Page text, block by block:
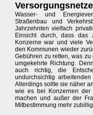
Wasser- und
Straßenbau und
Jahrzehnten vielfach
Einsicht durch, dass
Konzerne war und viele
den Kommunen wieder
Gebühren zu retten, was
umgekehrte Richtung.
auch richtig, die
undurchsichtig
Allerdings sollte sie näher
wie es bei Konzernen
machen und außer der
Mitbestimmung mehr